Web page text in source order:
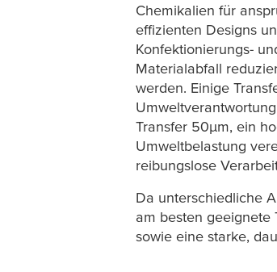
Chemikalien für
effizienten Designs
Konfektionierungs-
Materialabfall
werden. Einige
Transfer 50µm, ein
Umweltbelastung
reibungslose
Da unterschiedliche
am besten geeignete
sowie eine starke,